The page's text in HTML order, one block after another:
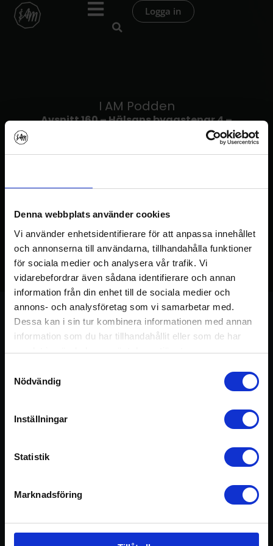
Denna webbplats använder cookies
Vi använder enhetsidentifierare för att anpassa innehållet
och annonserna till användarna, tillhandahålla funktioner
för sociala medier och analysera vår trafik. Vi
vidarebefordrar även sådana identifierare och annan
information från din enhet till de sociala medier och
annons- och analysföretag som vi samarbetar med.
Dessa kan i sin tur kombinera informationen med annan
information som du har tillhandahållit eller som de har
samlat in när du har använt deras tjänster.
Nödvändig
Inställningar
Statistik
Marknadsföring
Hoppa
Logga in
I AM Podden
Avsnitt 160 – Hälsans byggstenar 4 –
I AM Podden
Avsnitt 160 – Hälsans
byggstenar 4 – Forskningen
25 juni 2024
Om avsnittet
BYGGSTENAR – om hur vi mår och varför Yoga är en så
Hosted on Acast. Seeacast.com/privacy
Föregående